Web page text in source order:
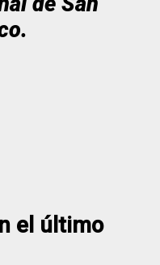
el último